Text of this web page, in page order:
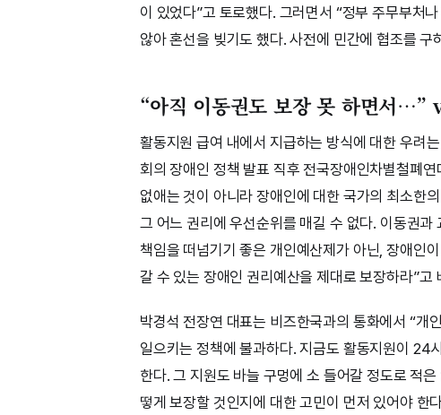
이 있었다”고 토로했다. 그러면서 “정부 주무부처
않아 혼선을 빚기도 했다. 사전에 민간에 협조를
“아직 이동권도 보장 못 하면서…”
활동지원 급여 내에서 지급하는 방식에 대한 우려
회의 장애인 정책 발표 직후 전국장애인차별철폐
없애는 것이 아니라 장애인에 대한 국가의 최소한
그 어느 권리에 우선순위를 매길 수 없다. 이동권
책임을 떠넘기기 좋은 개인예산제가 아닌, 장애인
갈 수 있는 장애인 권리예산을 제대로 보장하라”고
박경석 전장연 대표는 비즈한국과의 통화에서 “개
일으키는 정책에 불과하다. 지금도 활동지원이 24
한다. 그 지원도 바늘 구멍에 소 들어갈 정도로 적
떻게 보장할 것인지에 대한 고민이 먼저 있어야 한